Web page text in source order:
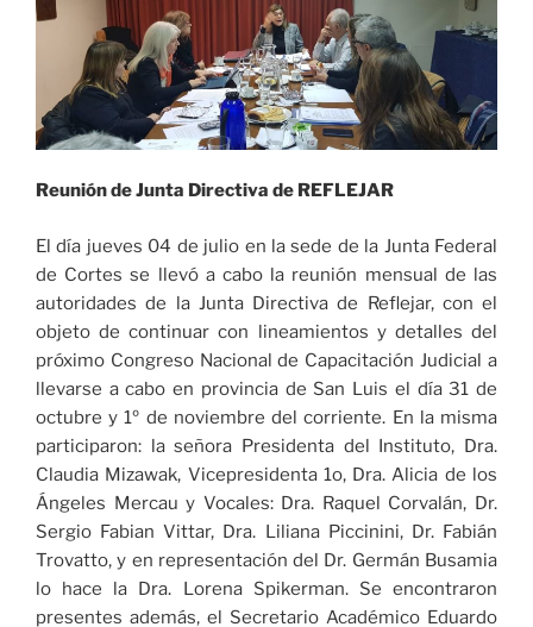
Reunión de Junta Directiva de REFLEJAR
El día jueves 04 de julio en la sede de la Junta Federal
de Cortes se llevó a cabo la reunión mensual de las
autoridades de la Junta Directiva de Reflejar, con el
objeto de continuar con lineamientos y detalles del
próximo Congreso Nacional de Capacitación Judicial a
llevarse a cabo en provincia de San Luis el día 31 de
octubre y 1º de noviembre del corriente. En la misma
participaron: la señora Presidenta del Instituto, Dra.
Claudia Mizawak, Vicepresidenta 1o, Dra. Alicia de los
Ángeles Mercau y Vocales: Dra. Raquel Corvalán, Dr.
Sergio Fabian Vittar, Dra. Liliana Piccinini, Dr. Fabián
Trovatto, y en representación del Dr. Germán Busamia
lo hace la Dra. Lorena Spikerman. Se encontraron
presentes además, el Secretario Académico Eduardo